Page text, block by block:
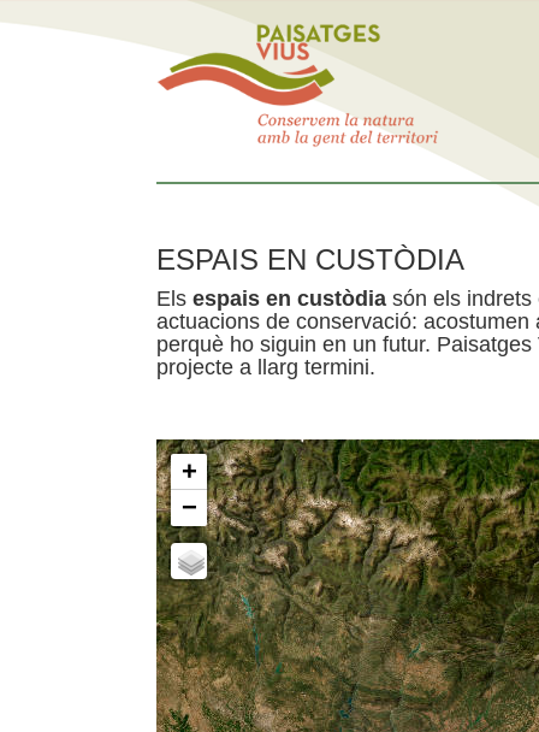
ESPAIS EN CUSTÒDIA
Els espais en custòdia són els indrets
actuacions de conservació:
perquè ho siguin en un futur.
projecte a llarg termini.
+
−